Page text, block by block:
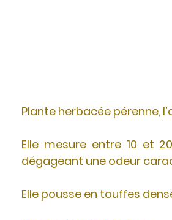
Plante herbacée pérenne,
Elle mesure entre 10 et
dégageant une odeur
Elle pousse en touffes